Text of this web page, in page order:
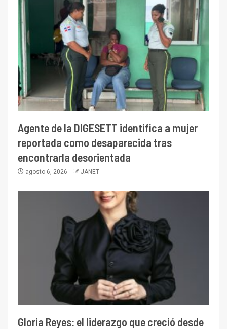
Agente de la DIGESETT identifica a mujer
reportada como desaparecida tras
encontrarla desorientada
agosto 6, 2026 JANET
Gloria Reyes: el liderazgo que creció desde